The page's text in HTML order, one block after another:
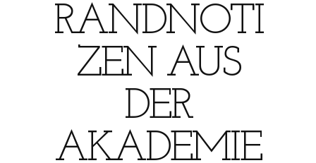
RANDNOTI
ZEN AUS
DER
AKADEMIE